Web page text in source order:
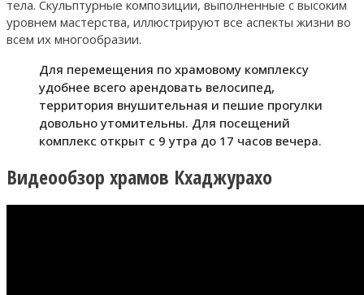
тела. Скульптурные композиции, выполненные с высоким
уровнем мастерства, иллюстрируют все аспекты жизни во
всем их многообразии.
Для перемещения по храмовому комплексу
удобнее всего арендовать велосипед,
территория внушительная и пешие прогулки
довольно утомительны. Для посещений
комплекс открыт с 9 утра до 17 часов вечера.
Видеообзор храмов Кхаджурахо